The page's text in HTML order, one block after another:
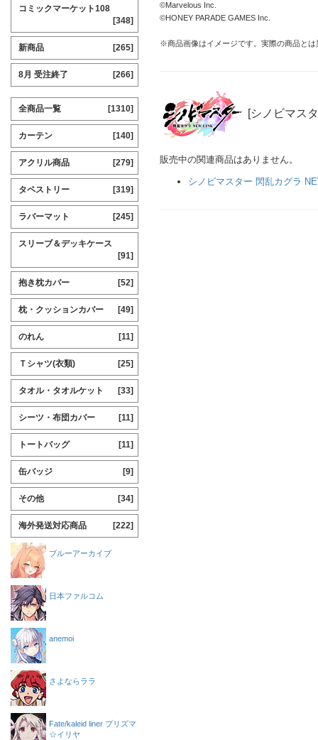
©Marvelous Inc.
©HONEY PARADE GAMES Inc.
※商品画像はイメージです。実際の商品と
[シノビマス
販売中の関連商品はありません。
シノビマスター 閃乱カグラ
コミックマーケット108
[348]
新商品 [265]
8月 受注終了 [266]
全商品一覧 [1310]
カーテン [140]
アクリル商品 [279]
タペストリー [319]
ラバーマット [245]
スリーブ＆デッキケース
[91]
抱き枕カバー [52]
枕・クッションカバー [49]
のれん [11]
Ｔシャツ(衣類) [25]
タオル・タオルケット [33]
シーツ・布団カバー [11]
トートバッグ [11]
缶バッジ [9]
その他 [34]
海外発送対応商品 [222]
ブルーアーカイブ
日本ファルコム
anemoi
さよならララ
Fate/kaleid liner プリズマ
☆イリヤ